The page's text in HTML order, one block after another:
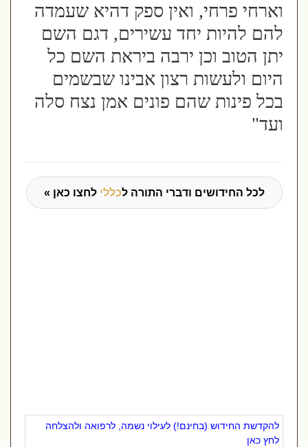
וארחי פרחי, ואין ספק דהיא שעמדה
להם להיות יחד עשירים, דגם השם
יתן הטוב וכן ירבה ביראת השם כל
היום ולעשות רצון אבינו שבשמים
בכל פינות שהם פונים אמן נצח סלה
ועד"
לכל החידושים ודברי התורה לכללילחצו כאן »
להקדשת החידוש (בחינם!) לעילוי נשמה, לרפואה ולהצלחה
לחץ כאן